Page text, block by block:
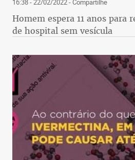
16:38 - 22/02/2022- Compartilhe
Homem espera 11 anos para
de hospital sem vesícula